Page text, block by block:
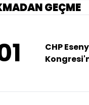
GEÇME
CHP